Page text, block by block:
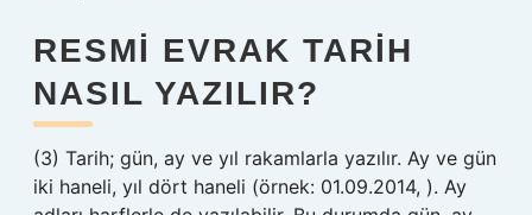
RESMI EVRAK TARIH
NASIL YAZILIR?
(3) Tarih; gün, ay ve yıl rakamlarla yazılır. Ay ve gün
iki haneli, yıl dört haneli (örnek: 01.09.2014, ). Ay